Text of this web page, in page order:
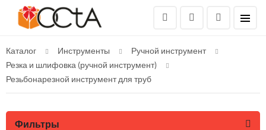
Каталог Инструменты
Ручной инструмент
Резка и шлифовка (ручной инструмент)
Резьбонарезной инструмент для труб
Фильтры